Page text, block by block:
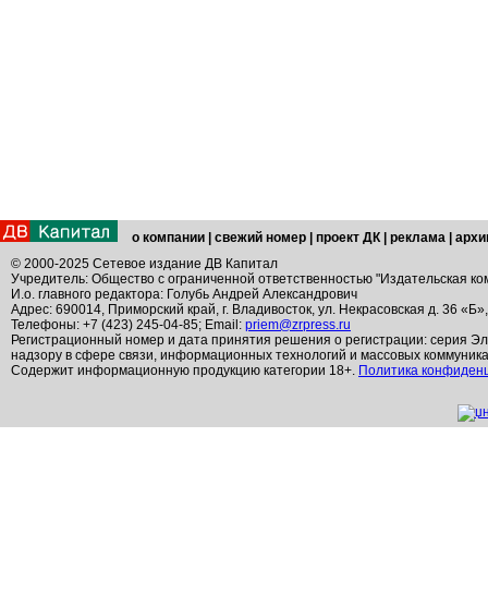
о компании свежий номер проект ДК реклама
© 2000-2025 Сетевое издание ДВ Капитал
Учредитель: Общество с ограниченной ответственностью "Издательская
И.о. главного редактора: Голубь Андрей Александрович
Адрес: 690014, Приморский край, г. Владивосток, ул. Некрасовская д. 36
Телефоны: +7 (423) 245-04-85; Email: priem@zrpress.ru
Регистрационный номер и дата принятия решения о регистрации: серия
надзору в сфере связи, информационных технологий и массовых
Содержит информационную продукцию категории 18+. Политика